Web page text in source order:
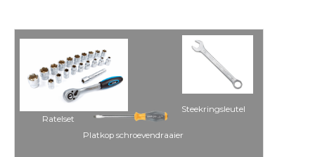
Platkop schroevendraaier
Ratelset
Steekringsleutel